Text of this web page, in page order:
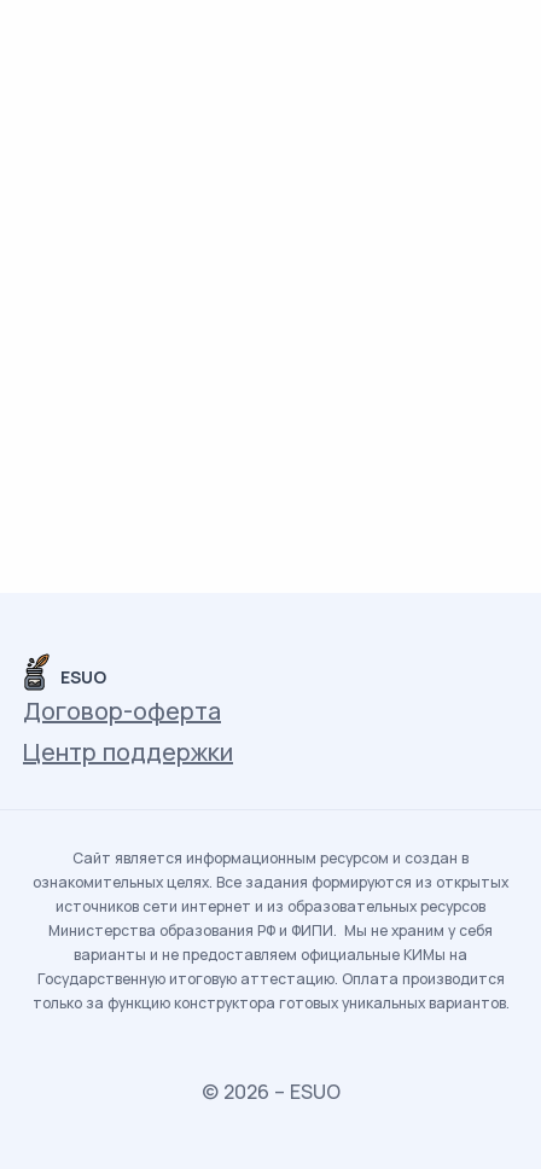
ESUO
Договор-оферта
Центр поддержки
Сайт является информационным ресурсом и создан в
ознакомительных целях. Все задания формируются из открытых
источников сети интернет и из образовательных ресурсов
Министерства образования РФ и ФИПИ. Мы не храним у себя
варианты и не предоставляем официальные КИМы на
Государственную итоговую аттестацию. Оплата производится
только за функцию конструктора готовых уникальных вариантов.
© 2026 – ESUO